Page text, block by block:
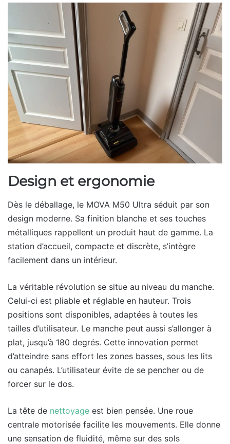
Design et ergonomie
Dès le déballage, le MOVA M50 Ultra séduit par son
design moderne. Sa finition blanche et ses touches
métalliques rappellent un produit haut de gamme. La
station d’accueil, compacte et discrète, s’intègre
facilement dans un intérieur.
La véritable révolution se situe au niveau du manche.
Celui-ci est pliable et réglable en hauteur. Trois
positions sont disponibles, adaptées à toutes les
tailles d’utilisateur. Le manche peut aussi s’allonger à
plat, jusqu’à 180 degrés. Cette innovation permet
d’atteindre sans effort les zones basses, sous les lits
ou canapés. L’utilisateur évite de se pencher ou de
forcer sur le dos.
La tête de nettoyage est bien pensée. Une roue
centrale motorisée facilite les mouvements. Elle donne
une sensation de fluidité, même sur des sols